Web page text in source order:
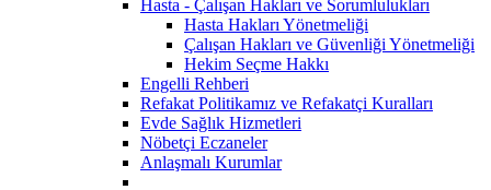
Hasta - Çalışan Hakları ve Sorumlulukları
Hasta Hakları Yönetmeliği
Çalışan Hakları ve Güvenliği Yönetmeliği
Hekim Seçme Hakkı
Engelli Rehberi
Refakat Politikamız ve Refakatçi Kuralları
Evde Sağlık Hizmetleri
Nöbetçi Eczaneler
Anlaşmalı Kurumlar